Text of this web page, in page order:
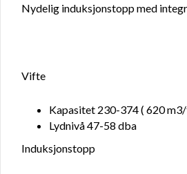
Nydelig induksjonstopp med
Vifte
Kapasitet 230-374 ( 620
Lydnivå 47-58 dba
Induksjonstopp